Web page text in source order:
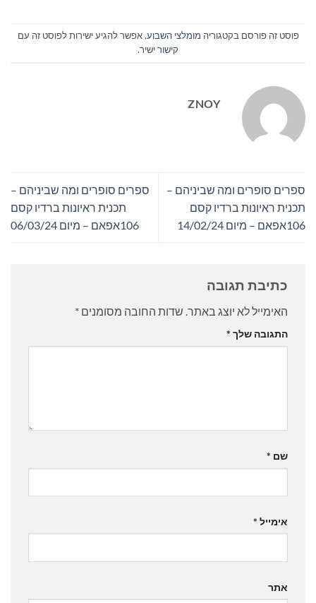
פוסט זה פורסם בקטגוריה מומלצי השבוע. אפשר להגיע ישירות לפוסט זה עם
קישור ישיר.
ZNOY
ספרים סופרים ומה שביניהם –
תכנית ראיונות ברדיו קסם
106אפאם – מיום 14/02/24
ספרים סופרים ומה שביניהם –
תכנית ראיונות ברדיו קסם
106אפאם – מיום 06/03/24
כתיבת תגובה
האימייל לא יוצג באתר. שדות החובה מסומנים *
התגובה שלך *
שם *
אימייל *
אתר